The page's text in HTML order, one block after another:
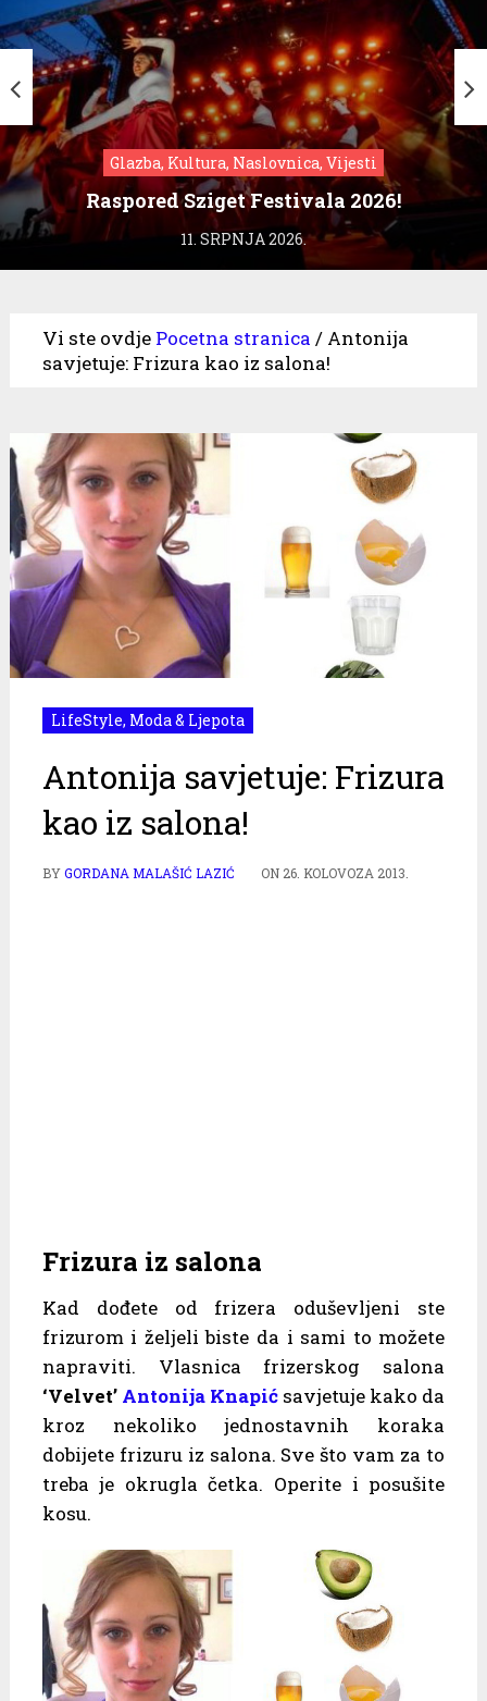
Glazba, Kultura, Naslovnica, Vijesti
Raspored Sziget Festivala 2026!
11. SRPNJA 2026.
Vi ste ovdje Pocetna stranica / Antonija
savjetuje: Frizura kao iz salona!
LifeStyle, Moda & Ljepota
Antonija savjetuje: Frizura
kao iz salona!
BYGORDANA MALAŠIĆ LAZIĆ ON 26. KOLOVOZA 2013.
Frizura iz salona
Kad dođete od frizera oduševljeni ste
frizurom i željeli biste da i sami to možete
napraviti. Vlasnica frizerskog salona
‘Velvet’ Antonija Knapićsavjetuje kako da
kroz nekoliko jednostavnih koraka
dobijete frizuru iz salona. Sve što vam za to
treba je okrugla četka. Operite i posušite
kosu.